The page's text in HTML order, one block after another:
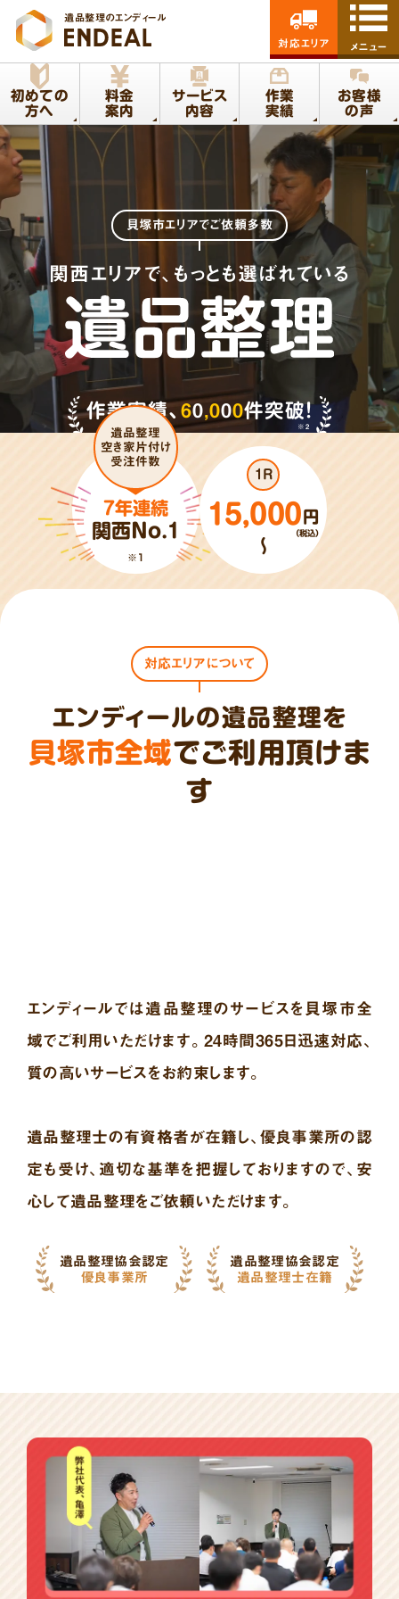
遺品整理のエンディール
初めての
方へ
料金
案内
サービス
内容
作業
実績
お客様
の声
対応エリア メニュー
貝塚市エリアでご依頼多数
関西エリアで、もっとも選ばれている
作業実績、 60,000
※2
件突破!
遺品整理
空き家片付け
受注件数
7年連続
関西No.1
※1
1R
15,000円
（税込）
～
対応エリアについて
エンディールの遺品整理を
貝塚市全域でご利用頂けま
す
エンディールでは遺品整理のサービスを貝塚市全
域でご利用いただけます。24時間365日迅速対応、
質の高いサービスをお約束します。
遺品整理士の有資格者が在籍し、優良事業所の認
定も受け、適切な基準を把握しておりますので、安
心して遺品整理をご依頼いただけます。
遺品整理協会認定
優良事業所
遺品整理協会認定
遺品整理士在籍